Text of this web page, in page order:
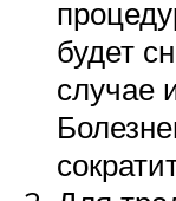
будет
случае